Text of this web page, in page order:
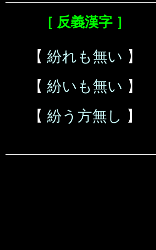
［ 反義漢字 ］
【 紛れも無い 】
【 紛いも無い 】
【 紛う方無し 】